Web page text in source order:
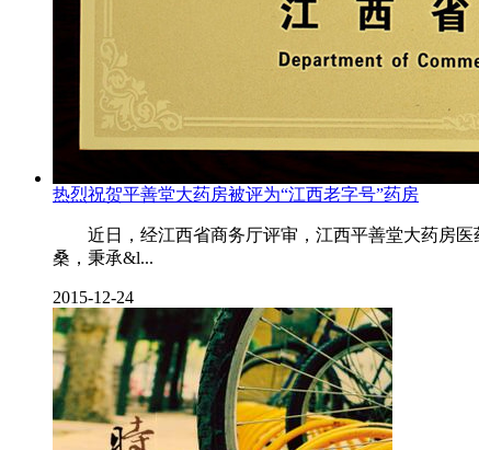
热烈祝贺平善堂大药房被评为“江西老字号”药房
近日，经江西省商务厅评审，江西平善堂大药房医
桑，秉承&l...
2015-12-24